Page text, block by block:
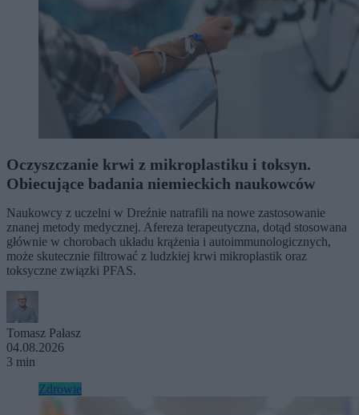
Oczyszczanie krwi z mikroplastiku i toksyn.
Obiecujące badania niemieckich naukowców
Naukowcy z uczelni w Dreźnie natrafili na nowe zastosowanie
znanej metody medycznej. Afereza terapeutyczna, dotąd stosowana
głównie w chorobach układu krążenia i autoimmunologicznych,
może skutecznie filtrować z ludzkiej krwi mikroplastik oraz
toksyczne związki PFAS.
Tomasz Pałasz
04.08.2026
3 min
Zdrowie